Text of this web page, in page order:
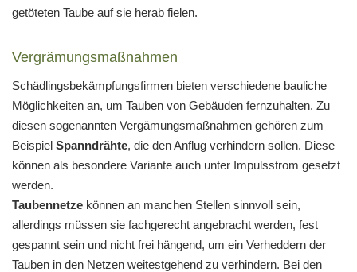
getöteten Taube auf sie herab fielen.
Vergrämungsmaßnahmen
Schädlingsbekämpfungsfirmen bieten verschiedene bauliche
Möglichkeiten an, um Tauben von Gebäuden fernzuhalten. Zu
diesen sogenannten Vergämungsmaßnahmen gehören zum
Beispiel Spanndrähte, die den Anflug verhindern sollen. Diese
können als besondere Variante auch unter Impulsstrom gesetzt
werden.
Taubennetze können an manchen Stellen sinnvoll sein,
allerdings müssen sie fachgerecht angebracht werden, fest
gespannt sein und nicht frei hängend, um ein Verheddern der
Tauben in den Netzen weitestgehend zu verhindern. Bei den